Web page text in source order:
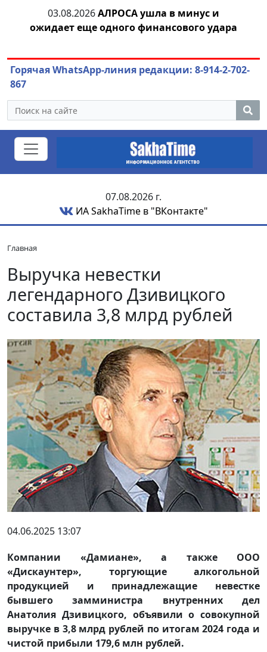
03.08.2026АЛРОСА ушла в минус и
ожидает еще одного финансового удара
Горячая WhatsApp-линия редакции: 8-914-2-702-
867
07.08.2026 г.
ИА SakhaTime в "ВКонтакте"
Главная
Выручка невестки
легендарного Дзивицкого
составила 3,8 млрд рублей
04.06.2025 13:07
Компании «Дамиане», а также ООО
«Дискаунтер», торгующие алкогольной
продукцией и принадлежащие невестке
бывшего замминистра внутренних дел
Анатолия Дзивицкого, объявили о совокупной
выручке в 3,8 млрд рублей по итогам 2024 года и
чистой прибыли 179,6 млн рублей.